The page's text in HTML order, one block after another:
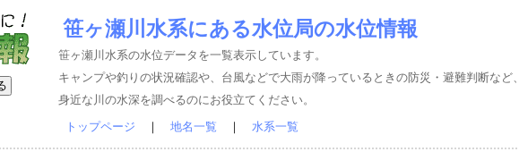
笹ヶ瀬川水系にある水位局の水位情報
笹ヶ瀬川水系の水位データを一覧表示しています。
キャンプや釣りの状況確認や、台風などで大雨が降っているときの防災・避難判断など、
身近な川の水深を調べるのにお役立てください。
トップページ 地名一覧 水系一覧